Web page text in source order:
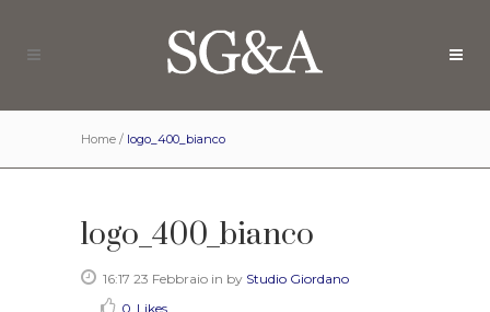
Home / logo_400_bianco
logo_400_bianco
16:17 23 Febbraio in by Studio Giordano
0 Likes